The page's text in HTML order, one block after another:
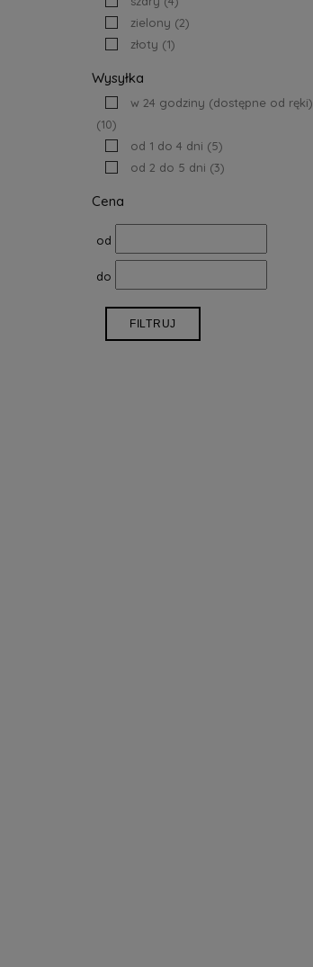
zielony (2)
złoty (1)
Wysyłka
w 24 godziny (dostępne od ręki)
(10)
od 1 do 4 dni (5)
od 2 do 5 dni (3)
Cena
od
do
FILTRUJ